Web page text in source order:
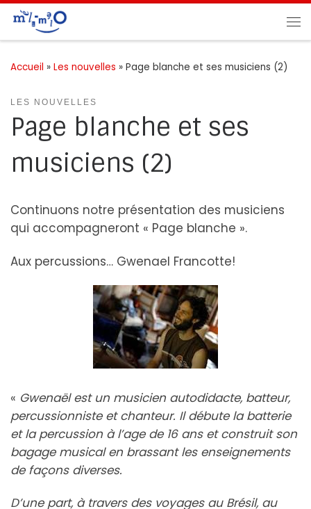
Passer au contenu
Accueil » Les nouvelles » Page blanche et ses musiciens (2)
LES NOUVELLES
Page blanche et ses
musiciens (2)
Continuons notre présentation des musiciens
qui accompagneront « Page blanche ».
Aux percussions… Gwenael Francotte!
« Gwenaël est un musicien autodidacte, batteur,
percussionniste et chanteur. Il débute la batterie
et la percussion à l’age de 16 ans et construit son
bagage musical en brassant les enseignements
de façons diverses.
D’une part, à travers des voyages au Brésil, au